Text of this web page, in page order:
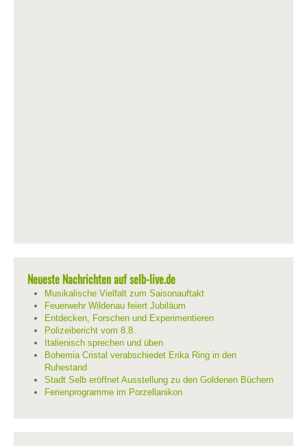
Neueste Nachrichten auf selb-live.de
Musikalische Vielfalt zum Saisonauftakt
Feuerwehr Wildenau feiert Jubiläum
Entdecken, Forschen und Experimentieren
Polizeibericht vom 8.8.
Italienisch sprechen und üben
Bohemia Cristal verabschiedet Erika Ring in den
Ruhestand
Stadt Selb eröffnet Ausstellung zu den Goldenen Büchern
Ferienprogramme im Porzellanikon